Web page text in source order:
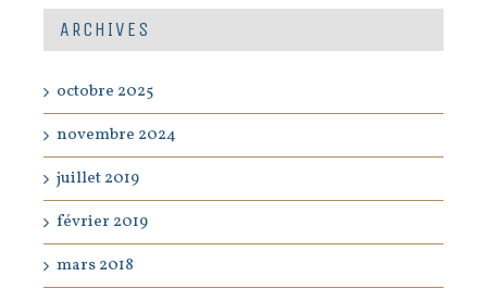
ARCHIVES
octobre 2025
novembre 2024
juillet 2019
février 2019
mars 2018